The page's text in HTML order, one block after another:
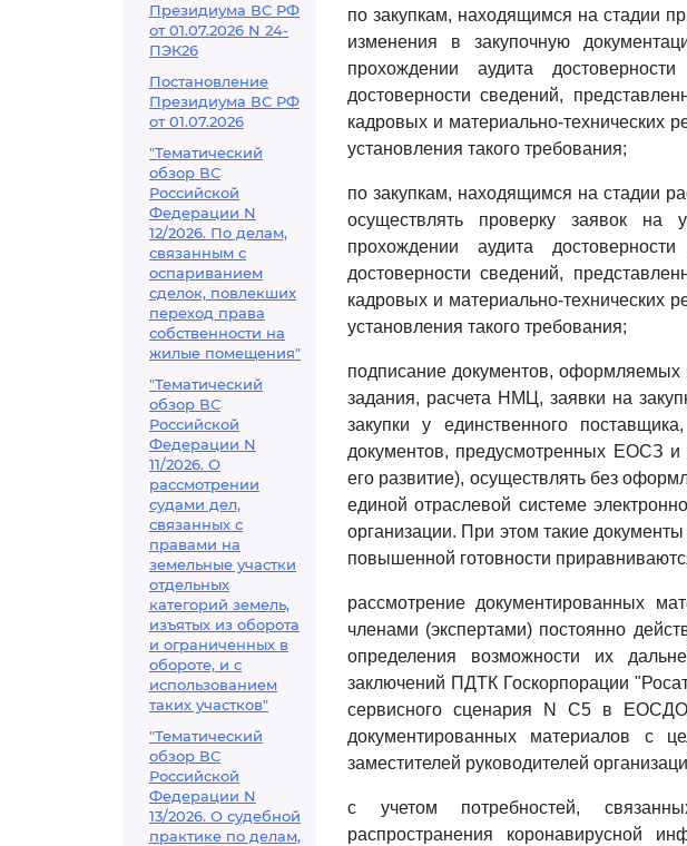
Президиума ВС РФ
от 01.07.2026 N 24-
ПЭК26
Постановление
Президиума ВС РФ
от 01.07.2026
"Тематический
обзор ВС
Российской
Федерации N
12/2026. По делам,
связанным с
оспариванием
сделок, повлекших
переход права
собственности на
жилые помещения"
"Тематический
обзор ВС
Российской
Федерации N
11/2026. О
рассмотрении
судами дел,
связанных с
правами на
земельные участки
отдельных
категорий земель,
изъятых из оборота
и ограниченных в
обороте, и с
использованием
таких участков"
"Тематический
обзор ВС
Российской
Федерации N
13/2026. О судебной
практике по делам,
по закупкам, находящимся на стадии
изменения в закупочную
прохождении аудита
достоверности сведений,
кадровых и материально-технических
установления такого требования;
по закупкам, находящимся на стадии
осуществлять проверку заявок на
прохождении аудита
достоверности сведений,
кадровых и материально-технических
установления такого требования;
подписание документов, оформляемых
задания, расчета НМЦ, заявки на
закупки у единственного
документов, предусмотренных ЕОСЗ
его развитие), осуществлять без
единой отраслевой системе
организации. При этом такие
повышенной готовности
рассмотрение документированных
членами (экспертами) постоянно
определения возможности их
заключений ПДТК Госкорпорации
сервисного сценария N С5 в
документированных материалов с
заместителей руководителей
с учетом потребностей,
распространения коронавирусной